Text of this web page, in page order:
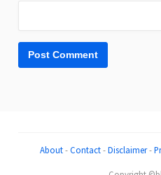
About-Contact-Disclaimer-